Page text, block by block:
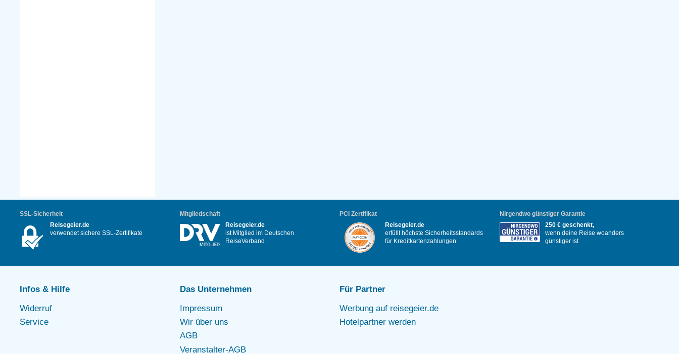
SSL-Sicherheit
Reisegeier.de
verwendet sichere SSL-Zertifikate
Mitgliedschaft
Reisegeier.de
ist Mitglied im Deutschen
ReiseVerband
PCI Zertifikat
Reisegeier.de
erfüllt höchste Sicherheitsstandards
für Kreditkartenzahlungen
Nirgendwo günstiger Garantie
250 € geschenkt,
wenn deine Reise woanders
günstiger ist
Infos & Hilfe
Widerruf
Service
Das Unternehmen
Impressum
Wir über uns
AGB
Veranstalter-AGB
Für Partner
Werbung auf reisegeier.de
Hotelpartner werden